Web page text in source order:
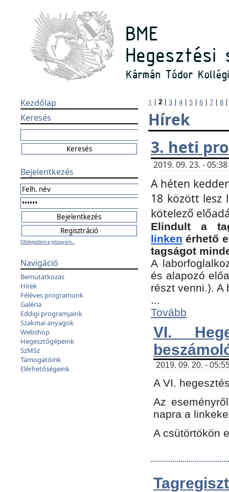
Kezdőlap
Keresés
Bejelentkezés
Elfelejtettem a jelszavam...
Navigáció
Bemutatkozás
Hírek
Féléves programunk
Galéria
Eddigi programjaink
Szakmai anyagok
Webshop
Hegesztőgépeink
SzMSz
Támogatóink
Elérhetőségeink
1 | 2 | 3 | 4| 5 | 6 | 7 | 8
Hírek
3. heti
2019. 09. 23. -
A héten
18 között lesz
kötelező
Elindult a
linken érhető
tagságot
A
és alapozó
részt venni.).
...
Tovább
VI.
2019. 09. 20. -
A VI.
Az
napra a
A csütörtökön